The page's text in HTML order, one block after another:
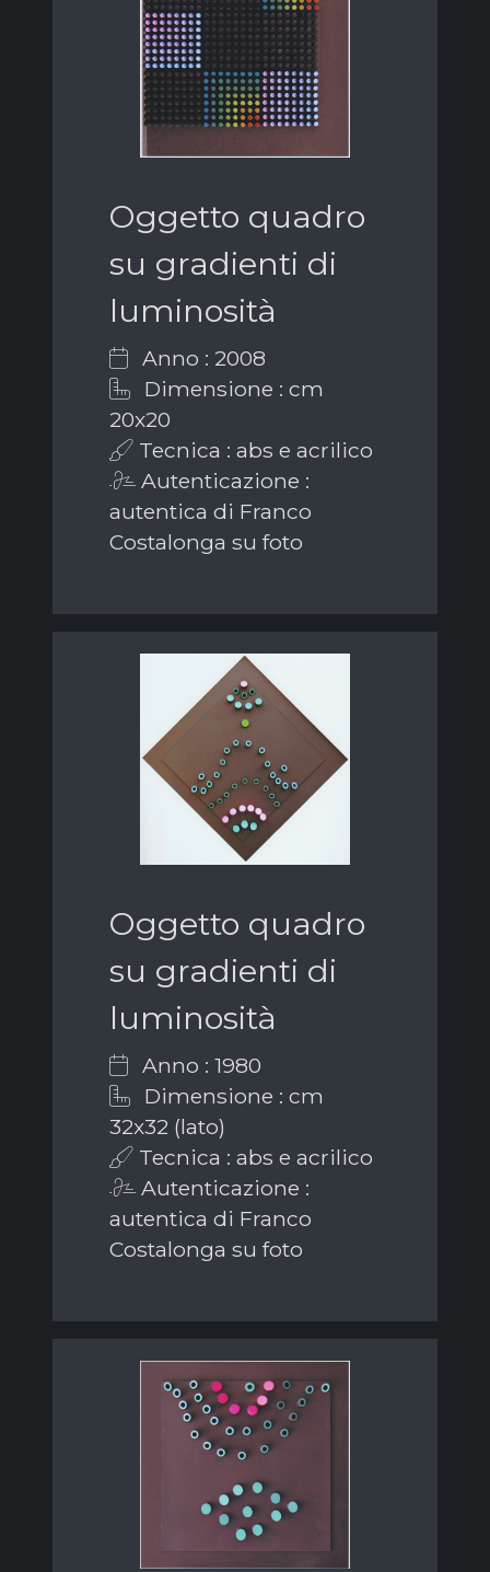
Oggetto quadro
su gradienti di
luminosità
Anno : 2008
Dimensione : cm
20x20
Tecnica : abs e acrilico
Autenticazione :
autentica di Franco
Costalonga su foto
Oggetto quadro
su gradienti di
luminosità
Anno : 1980
Dimensione : cm
32x32 (lato)
Tecnica : abs e acrilico
Autenticazione :
autentica di Franco
Costalonga su foto